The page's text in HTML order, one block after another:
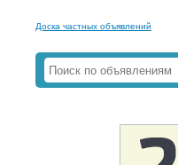
Доска частных объявлений